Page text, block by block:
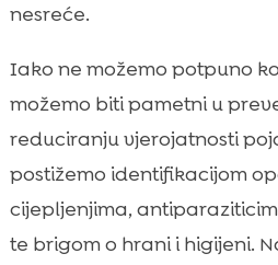
nesreće.
Iako ne možemo potpuno
možemo biti pametni u
reduciranju vjerojatnosti
postižemo identifikacijom
cijepljenjima,
te brigom o hrani i higijeni.